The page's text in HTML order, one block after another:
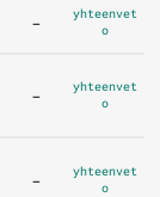
-
yhteenvet
o
-
yhteenvet
o
-
yhteenvet
o